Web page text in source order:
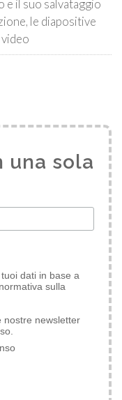
e il suo salvataggio
le diapositive
una sola
dati in base a
sulla
nostre newsletter